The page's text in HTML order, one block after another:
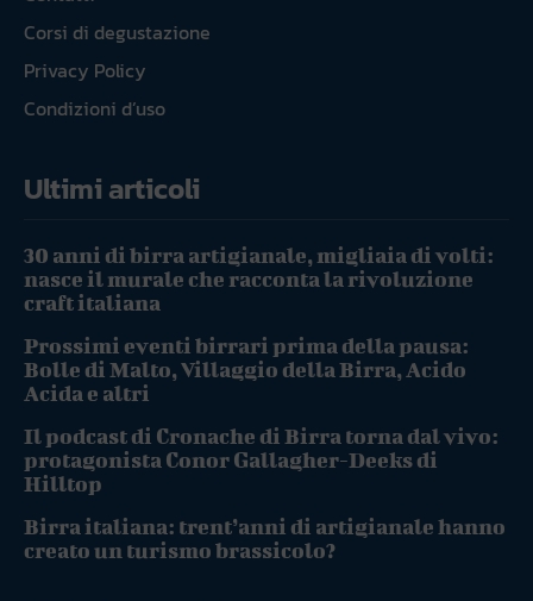
Corsi di degustazione
Privacy Policy
Condizioni d’uso
Ultimi articoli
30 anni di birra artigianale, migliaia di volti:
nasce il murale che racconta la rivoluzione
craft italiana
Prossimi eventi birrari prima della pausa:
Bolle di Malto, Villaggio della Birra, Acido
Acida e altri
Il podcast di Cronache di Birra torna dal vivo:
protagonista Conor Gallagher-Deeks di
Hilltop
Birra italiana: trent’anni di artigianale hanno
creato un turismo brassicolo?